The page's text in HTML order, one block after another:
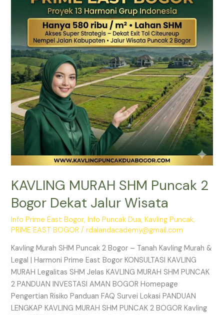
KAVLING MURAH SHM Puncak 2
Bogor Dekat Jalur Wisata
Info Prime East Bogor,Info Puncak Dua,Kavling Puncak,
PRIME EAST BOGOR /rdalandacademy@gmail.com
Kavling Murah SHM Puncak 2 Bogor – Tanah Kavling Murah &
Legal | Harmoni Prime East Bogor KONSULTASI KAVLING
MURAH Legalitas SHM Jelas KAVLING MURAH SHM PUNCAK
2 PANDUAN INVESTASI AMAN BOGOR Homepage
Pengertian Risiko Panduan FAQ Survei Lokasi PANDUAN
LENGKAP KAVLING MURAH SHM PUNCAK 2 BOGOR Kavling
Puncak
Jalur
Wisata